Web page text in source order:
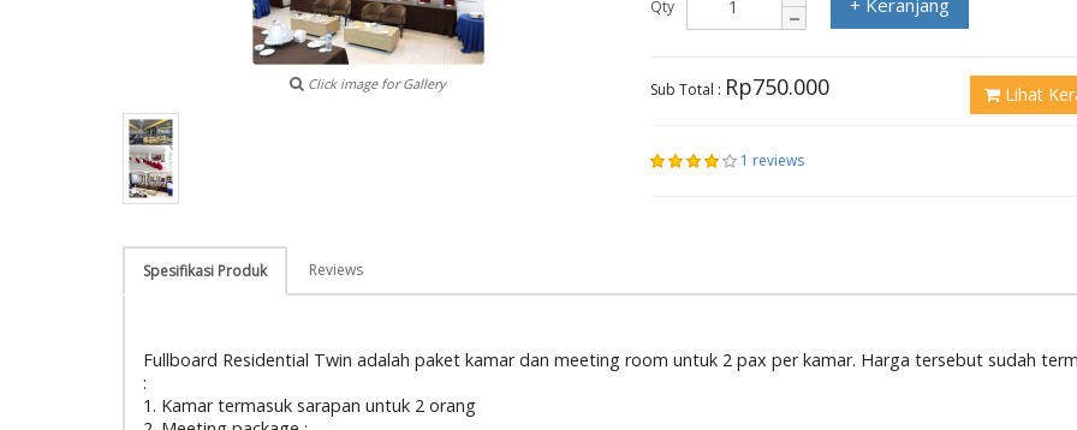
Click image for Gallery
Qty + Keranjang
Sub Total : Rp750.000 Lihat
1 reviews
Spesifikasi Produk Reviews
Fullboard Residential Twin adalah paket kamar dan meeting room untuk 2 pax per kamar. Harga tersebut sudah
:
1. Kamar termasuk sarapan untuk 2 orang